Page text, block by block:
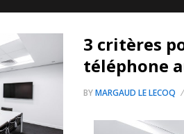
3 critères
téléphone
BYMARGAUD LE LECOQ